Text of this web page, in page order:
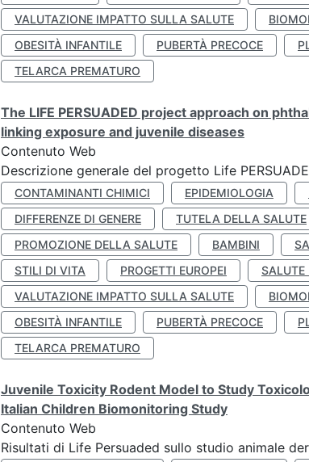
VALUTAZIONE IMPATTO SULLA SALUTE
OBESITÀ INFANTILE
PUBERTÀ PRECOCE
TELARCA PREMATURO
The LIFE PERSUADED project approach on
linking exposure and juvenile diseases
Contenuto Web
Descrizione generale del progetto Life
CONTAMINANTI CHIMICI EPIDEMIOLOGIA
DIFFERENZE DI GENERE
TUTELA DELLA SALUTE
PROMOZIONE DELLA SALUTE
BAMBINI
STILI DI VITA
PROGETTI EUROPEI SALUTE
VALUTAZIONE IMPATTO SULLA SALUTE
OBESITÀ INFANTILE
PUBERTÀ PRECOCE
TELARCA PREMATURO
Juvenile Toxicity Rodent Model to Study
Italian Children Biomonitoring Study
Contenuto Web
Risultati di Life Persuaded sullo studio animale